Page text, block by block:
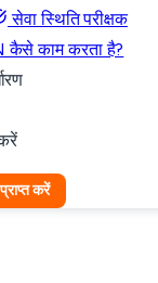
सेवा स्थिति परीक्षक
कैसे काम करता है?
करें